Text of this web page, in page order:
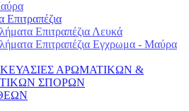
Επιτραπέζια Λευκά
Επιτραπέζια Εγχρωμα - Μαύρα
ΑΡΩΜΑΤΙΚΩΝ &
ΣΠΟΡΩΝ